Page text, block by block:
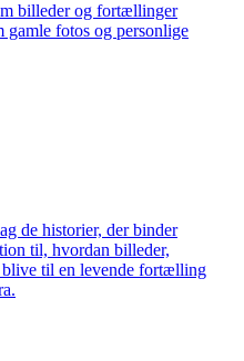
billeder og fortællinger
fotos og personlige
de historier, der binder
til, hvordan billeder,
til en levende fortælling